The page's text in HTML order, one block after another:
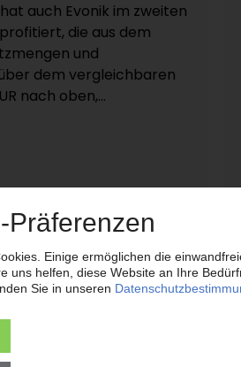
auch Evonik im zweiten
die aus dem
und
dem vergleichbaren
nach oben,...
Polymers“ von
seinen Sitz in Houston,
US-Patent- und
die
den neuen Namen